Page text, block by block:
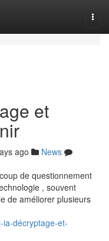
et
ago
News
de questionnement
, souvent
de améliorer plusieurs
ia-décryptage-et-